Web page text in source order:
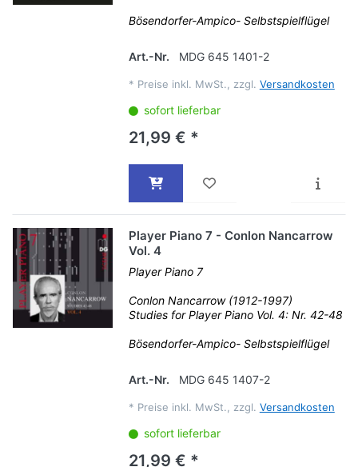
Bösendorfer-Ampico- Selbstspielflügel
Art.-Nr. MDG 645 1401-2
* Preise inkl. MwSt., zzgl. Versandkosten
sofort lieferbar
21,99 € *
Player Piano 7 - Conlon Nancarrow
Vol. 4
Player Piano 7
Conlon Nancarrow (1912-1997)
Studies for Player Piano Vol. 4: Nr. 42-48
Bösendorfer-Ampico- Selbstspielflügel
Art.-Nr. MDG 645 1407-2
* Preise inkl. MwSt., zzgl. Versandkosten
sofort lieferbar
21,99 € *